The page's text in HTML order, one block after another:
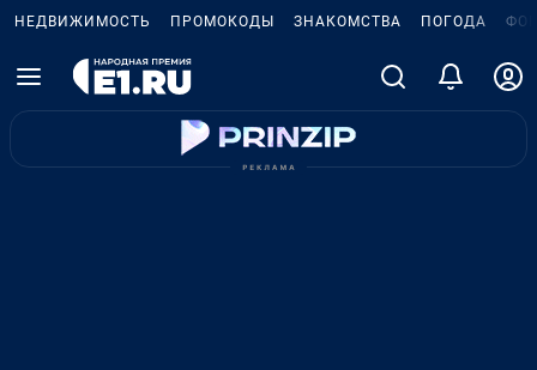
НЕДВИЖИМОСТЬ ПРОМОКОДЫ ЗНАКОМСТВА ПОГОДА